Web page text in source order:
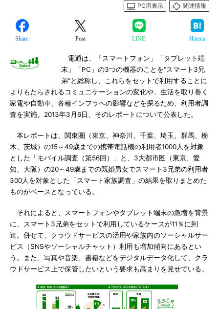
PC用表示
関連情報
Share Post LINE Hatena
電通は、「スマートフォン」「タブレット端
末」「PC」の3つの機器のことを“スマート3兄
弟”と総称し、これらをセットで利用することに
よりもたらされるコミュニケーションの変化や、生活を取り巻く
家電や自動車、各種インフラへの影響などを探るため、利用者調
査を実施。2013年3月6日、そのレポートについて公表した。
本レポートは、関東圏（東京、神奈川、千葉、埼玉、群馬、栃
木、茨城）の15～49歳までの携帯電話機の利用者1000人を対象
とした「モバイル調査（第56回）」と、3大都市圏（東京、愛
知、大阪）の20～49歳までの既婚男女でスマート3兄弟の利用者
300人を対象とした「スマート家族調査」の結果を取りまとめた
ものがベースとなっている。
それによると、スマートフォンやタブレット端末の急増を背景
に、スマート3兄弟をセットで利用しているケースが11％に到
達。併せて、クラウドサービスの活用や家族内のソーシャルサー
ビス（SNSやソーシャルチャット）利用も増加傾向にあるとい
う。また、写真や音楽、書籍などをデジタルデータ化して、クラ
ウドサービス上で保管したいという要求も高まりを見せている。